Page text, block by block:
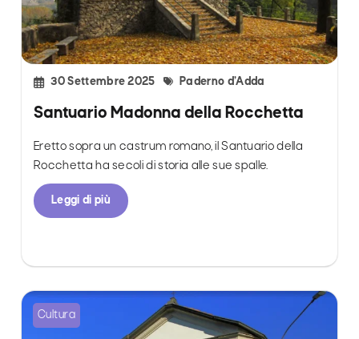
Santuario Madonna della Rocchetta
30 Settembre 2025 Paderno d’Adda
Eretto sopra un castrum romano, il Santuario della
Rocchetta ha secoli di storia alle sue spalle.
Leggi di più
Cultura